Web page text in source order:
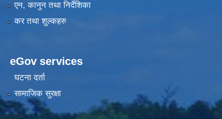
एन, कानुन तथा निर्देशिका
कर तथा शुल्कहरु
eGov services
घटना दर्ता
सामाजिक सुरक्षा